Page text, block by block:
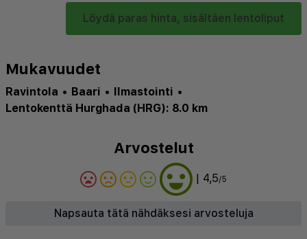
Löydä paras hinta, sisältäen lentoliput
Mukavuudet
Ravintola • Baari • Ilmastointi •
Lentokenttä Hurghada (HRG): 8.0 km
Arvostelut
| 4,5/5
Napsauta tätä nähdäksesi arvosteluja